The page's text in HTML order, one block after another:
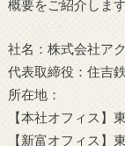
概要をご紹介します
社名：株式会社ア
代表取締役：住吉
所在地：
【本社オフィス
【新富オフィス